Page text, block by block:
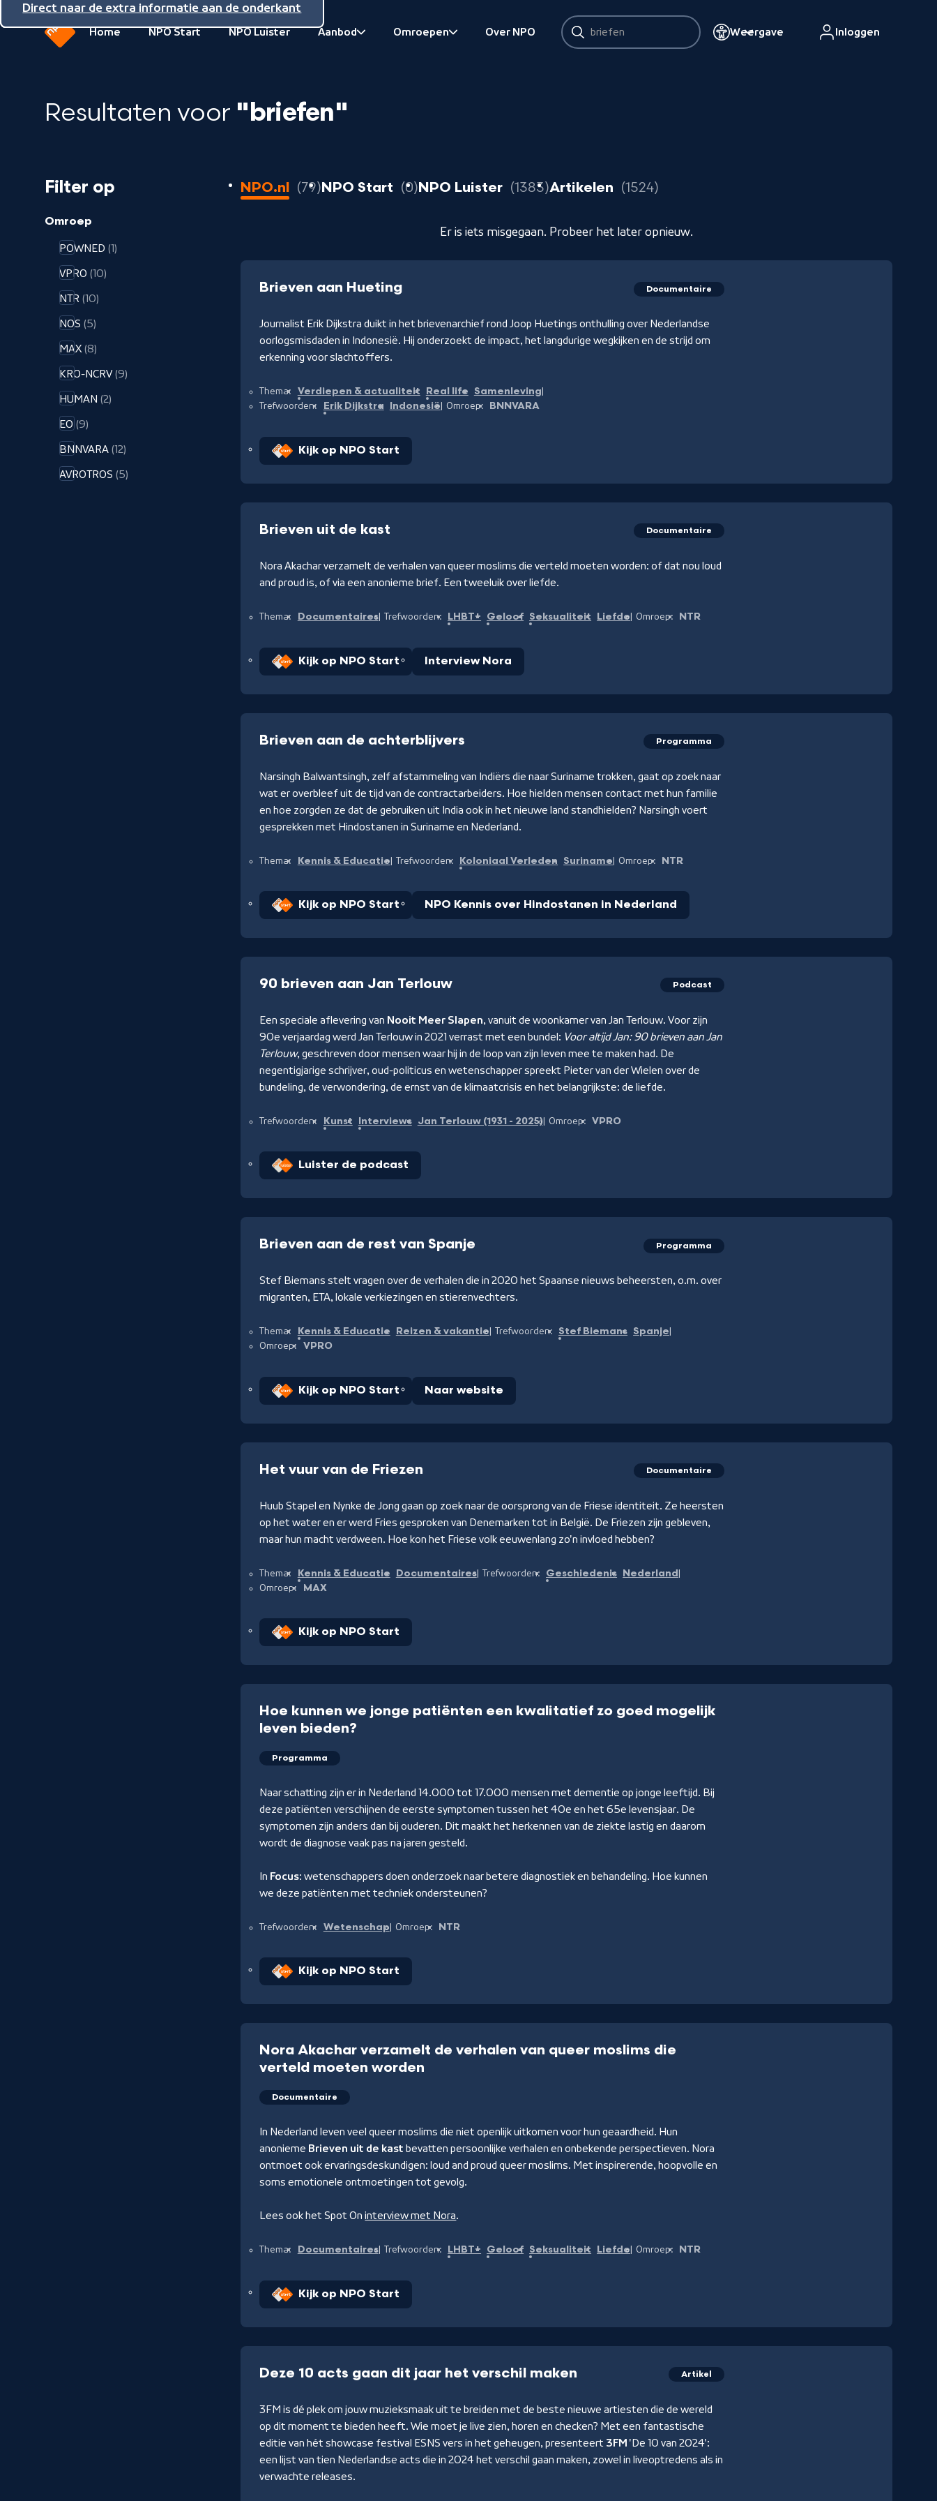
Direct naar de inhoud
Direct naar de hoofdnavigatie
Direct naar de extra informatie aan de onderkant
van
NPO
Home NPO Start NPO Luister
Aanbod
Omroepen
Over NPO
Zoeken
Zoeken
Weergave Inloggen
Resultaten voor "briefen"
Filter op
Omroep
POWNED (1)
VPRO (10)
NTR (10)
NOS (5)
MAX (8)
KRO-NCRV(9)
HUMAN (2)
EO (9)
BNNVARA (12)
AVROTROS (5)
79
resultaten
NPO.nl 79 resultaten
NPO Start 0 resultaten
NPO Luister 1383 resultaten
Artikelen 1524
Er is iets misgegaan. Probeer het later opnieuw.
Brieven aan Hueting Documentaire
Journalist Erik Dijkstra duikt in het brievenarchief rond Joop Huetings onthulling over Nederlandse
oorlogsmisdaden in Indonesië. Hij onderzoekt de impact, het langdurige wegkijken en de strijd om
erkenning voor slachtoffers.
Thema: Verdiepen & actualiteit Real life Samenleving
Trefwoorden: Erik Dijkstra Indonesië Omroep: BNNVARA
Kijk op NPO Start
Brieven uit de kast Documentaire
Nora Akachar verzamelt de verhalen van queer moslims die verteld moeten worden: of dat nou loud
and proud is, of via een anonieme brief. Een tweeluik over liefde.
Thema: Documentaires Trefwoorden: LHBT+ Geloof Seksualiteit Liefde Omroep: NTR
Kijk op NPO Start Interview Nora
Brieven aan de achterblijvers Programma
Narsingh Balwantsingh, zelf afstammeling van Indiërs die naar Suriname trokken, gaat op zoek naar
wat er overbleef uit de tijd van de contractarbeiders. Hoe hielden mensen contact met hun familie
en hoe zorgden ze dat de gebruiken uit India ook in het nieuwe land standhielden? Narsingh voert
gesprekken met Hindostanen in Suriname en Nederland.
Thema: Kennis & Educatie Trefwoorden: Koloniaal Verleden Suriname Omroep: NTR
Kijk op NPO Start NPO Kennis over Hindostanen in Nederland
90 brieven aan Jan Terlouw Podcast
Een speciale aflevering van Nooit Meer Slapen, vanuit de woonkamer van Jan Terlouw. Voor zijn
90e verjaardag werd Jan Terlouw in 2021 verrast met een bundel: Voor altijd Jan: 90 brieven aan Jan
Terlouw, geschreven door mensen waar hij in de loop van zijn leven mee te maken had. De
negentigjarige schrijver, oud-politicus en wetenschapper spreekt Pieter van der Wielen over de
bundeling, de verwondering, de ernst van de klimaatcrisis en het belangrijkste: de liefde.
Trefwoorden: Kunst Interviews Jan Terlouw (1931 - 2025) Omroep: VPRO
Luister de podcast
Brieven aan de rest van Spanje Programma
Stef Biemans stelt vragen over de verhalen die in 2020 het Spaanse nieuws beheersten, o.m. over
migranten, ETA, lokale verkiezingen en stierenvechters.
Thema: Kennis & Educatie Reizen & vakantie Trefwoorden: Stef Biemans Spanje
Omroep: VPRO
Kijk op NPO Start Naar website
Het vuur van de Friezen Documentaire
Huub Stapel en Nynke de Jong gaan op zoek naar de oorsprong van de Friese identiteit. Ze heersten
op het water en er werd Fries gesproken van Denemarken tot in België. De Friezen zijn gebleven,
maar hun macht verdween. Hoe kon het Friese volk eeuwenlang zo'n invloed hebben?
Thema: Kennis & Educatie Documentaires Trefwoorden: Geschiedenis Nederland
Omroep: MAX
Kijk op NPO Start
Hoe kunnen we jonge patiënten een kwalitatief zo goed mogelijk
leven bieden?
Programma
Naar schatting zijn er in Nederland 14.000 tot 17.000 mensen met dementie op jonge leeftijd. Bij
deze patiënten verschijnen de eerste symptomen tussen het 40e en het 65e levensjaar. De
symptomen zijn anders dan bij ouderen. Dit maakt het herkennen van de ziekte lastig en daarom
wordt de diagnose vaak pas na jaren gesteld.
In Focus: wetenschappers doen onderzoek naar betere diagnostiek en behandeling. Hoe kunnen
we deze patiënten met techniek ondersteunen?
Trefwoorden: Wetenschap Omroep: NTR
Kijk op NPO Start
Nora Akachar verzamelt de verhalen van queer moslims die
verteld moeten worden
Documentaire
In Nederland leven veel queer moslims die niet openlijk uitkomen voor hun geaardheid. Hun
anonieme Brieven uit de kast bevatten persoonlijke verhalen en onbekende perspectieven. Nora
ontmoet ook ervaringsdeskundigen: loud and proud queer moslims. Met inspirerende, hoopvolle en
soms emotionele ontmoetingen tot gevolg.
Lees ook het Spot Oninterview met Nora.
Thema: Documentaires Trefwoorden: LHBT+ Geloof Seksualiteit Liefde Omroep: NTR
Kijk op NPO Start
Deze 10 acts gaan dit jaar het verschil maken Artikel
3FM is dé plek om jouw muzieksmaak uit te breiden met de beste nieuwe artiesten die de wereld
op dit moment te bieden heeft. Wie moet je live zien, horen en checken? Met een fantastische
editie van hét showcase festival ESNS vers in het geheugen, presenteert 3FM 'De 10 van 2024':
een lijst van tien Nederlandse acts die in 2024 het verschil gaan maken, zowel in liveoptredens als in
verwachte releases.